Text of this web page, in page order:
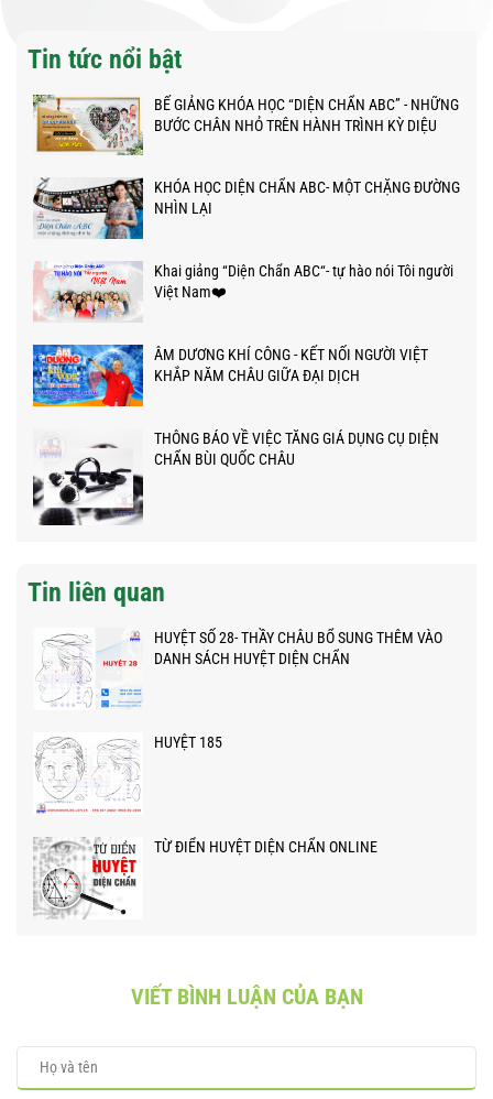
Tin tức nổi bật
BẾ GIẢNG KHÓA HỌC “DIỆN CHẨN ABC” - NHỮNG
BƯỚC CHÂN NHỎ TRÊN HÀNH TRÌNH KỲ DIỆU
KHÓA HỌC DIỆN CHẨN ABC- MỘT CHẶNG ĐƯỜNG
NHÌN LẠI
Khai giảng “Diện Chẩn ABC“- tự hào nói Tôi người
Việt Nam❤️
ÂM DƯƠNG KHÍ CÔNG - KẾT NỐI NGƯỜI VIỆT
KHẮP NĂM CHÂU GIỮA ĐẠI DỊCH
THÔNG BÁO VỀ VIỆC TĂNG GIÁ DỤNG CỤ DIỆN
CHẨN BÙI QUỐC CHÂU
Tin liên quan
HUYỆT SỐ 28- THẦY CHÂU BỔ SUNG THÊM VÀO
DANH SÁCH HUYỆT DIỆN CHẨN
HUYỆT 185
TỪ ĐIỂN HUYỆT DIỆN CHẨN ONLINE
VIẾT BÌNH LUẬN CỦA BẠN